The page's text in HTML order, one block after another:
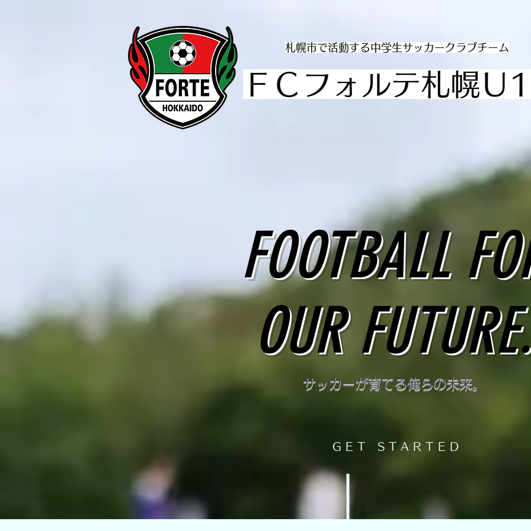
​札幌市で活動する中学生サッカークラブチーム
ＦＣフォルテ札幌Ｕ
FOOTBALL
OUR
​サッカーが育てる俺らの未来。
GET STARTED